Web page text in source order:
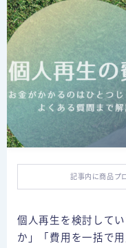
個人再生
自己破産
特定調停
体験談
任意整理の体験談
自己破産の体験談
債務整理ごとの費用
記事内に商品プ
個人再生を検討して
か」「費用を一括で